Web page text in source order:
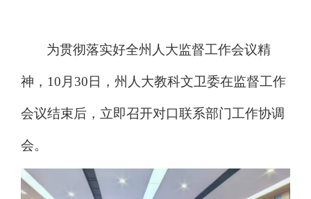
为贯彻落实好全州人大监督工作会议精
神， 10月 30 日，州人大教科文卫委在监督工作
会议结束后，立即召开对口联系部门工作协调
会。